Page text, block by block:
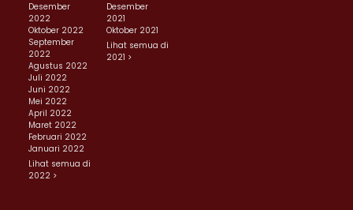
Desember
2022
Oktober 2022
September
2022
Agustus 2022
Juli 2022
Juni 2022
Mei 2022
April 2022
Maret 2022
Februari 2022
Januari 2022
Lihat semua di
2022 >
Desember
2021
Oktober 2021
Lihat semua di
2021 >